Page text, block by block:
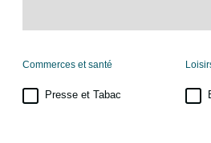
Commerces et santé
Presse et Tabac